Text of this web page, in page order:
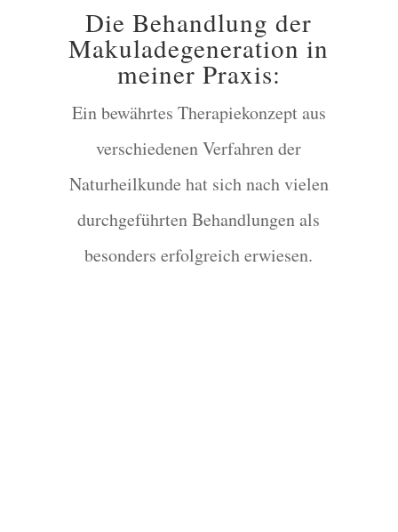
Die Behandlung der
Makuladegeneration in
meiner Praxis:
Ein bewährtes Therapiekonzept aus
verschiedenen Verfahren der
Naturheilkunde hat sich nach vielen
durchgeführten Behandlungen als
besonders erfolgreich erwiesen.